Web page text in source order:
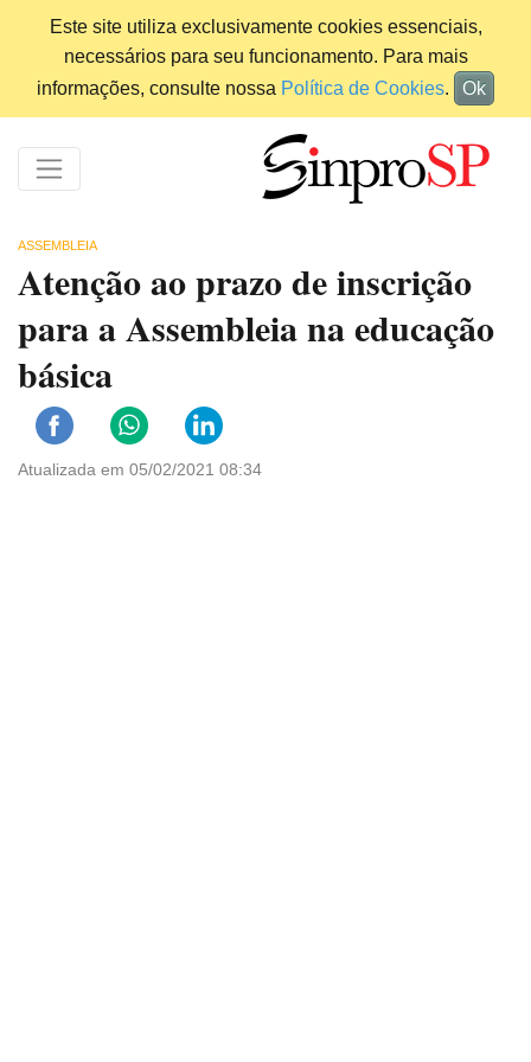
Este site utiliza exclusivamente cookies essenciais,
necessários para seu funcionamento. Para mais
informações, consulte nossa Política de Cookies. Ok
ASSEMBLEIA
Atenção ao prazo de inscrição
para a Assembleia na educação
básica
Atualizada em 05/02/2021 08:34